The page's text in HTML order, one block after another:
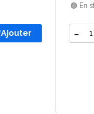
Ajouter
🟢 En
-